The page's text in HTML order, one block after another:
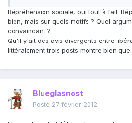
Répréhension sociale, oui tout à fait.
bien, mais sur quels motifs ? Quel
convaincant ?
Qu'il y'ait des avis divergents entre
littéralement trois posts montre bien
Blueglasnost
Posté 27 février 2012